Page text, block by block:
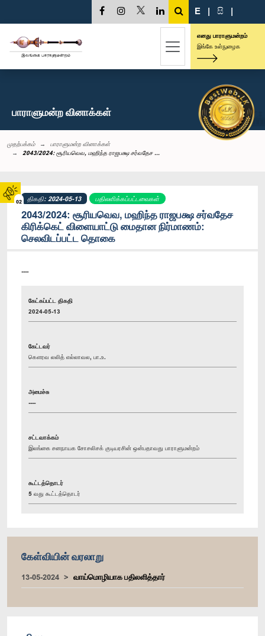
02
E | සි |
எனது பாராளுமன்றம்
இங்கே உள்நுழைக
பாராளுமன்ற வினாக்கள்
முதற்பக்கம்
பாராளுமன்ற வினாக்கள்
2043/2024: சூரியவெவ, மஹிந்த ராஜபக்ஷ சர்வதேச ...
திகதி: 2024-05-13 பதிலளிக்கப்பட்டவைகள்
2043/2024: சூரியவெவ, மஹிந்த ராஜபக்ஷ சர்வதேச
கிரிக்கெட் விளையாட்டு மைதான நிர்மாணம்:
செலவிடப்பட்ட தொகை
----
கேட்கப்பட்ட திகதி
2024-05-13
கேட்டவர்
கௌரவ லலித் எல்லாவல, பா.உ.
அமைச்சு
----
சட்டவாக்கம்
இலங்கை சனநாயக சோசலிசக் குடியரசின் ஒன்பதாவது பாராளுமன்றம்
கூட்டத்தொடர்
5 வது கூட்டத்தொடர்
கேள்வியின் வரலாறு
13-05-2024 வாய்மொழியாக பதிலளித்தார்